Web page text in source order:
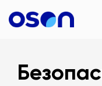
OSON eSIM